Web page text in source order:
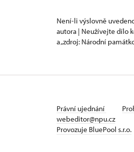
Není-li výslovně
autora | Neužívejte dílo
a „zdroj: Národní
Právní ujednání
webeditor@npu.cz
Provozuje BluePool s.r.o.